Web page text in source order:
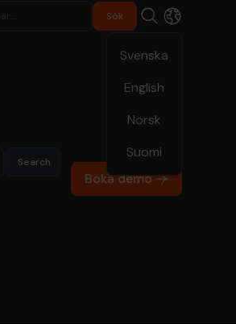
Svenska
English
Norsk
Suomi
Boka demo